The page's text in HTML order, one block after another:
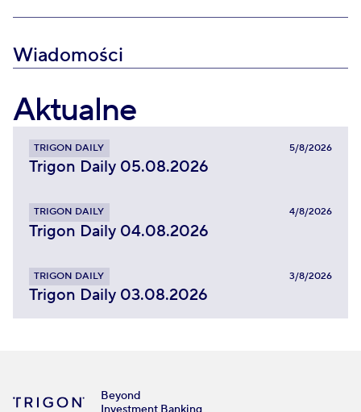
Wiadomości
Aktualne
TRIGON DAILY 5/8/2026
Trigon Daily 05.08.2026
TRIGON DAILY 4/8/2026
Trigon Daily 04.08.2026
TRIGON DAILY 3/8/2026
Trigon Daily 03.08.2026
Beyond